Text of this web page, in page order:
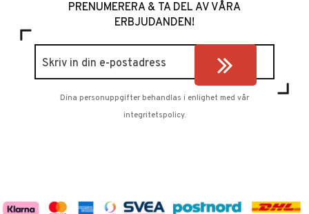
PRENUMERERA & TA DEL AV VÅRA
ERBJUDANDEN!
Dina personuppgifter behandlas i enlighet med vår
integritetspolicy.